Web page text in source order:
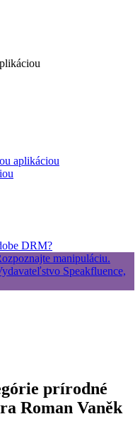
aplikáciou
DRM?
prírodné
Roman Vaněk